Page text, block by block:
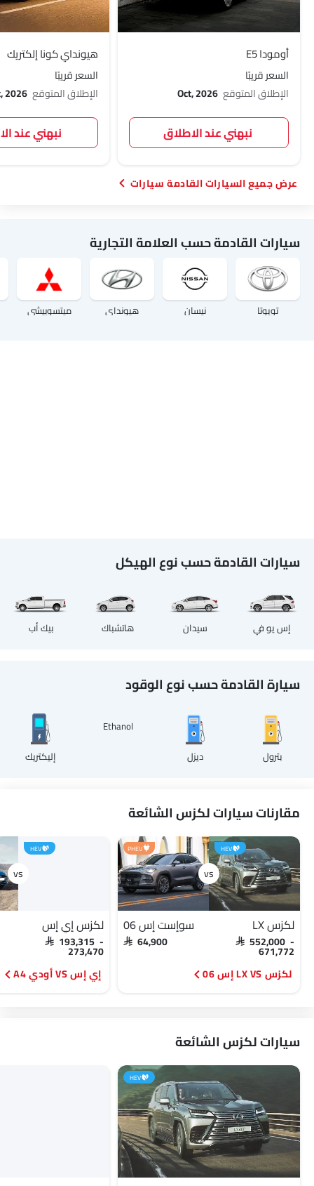
أومودا E5
السعر قريبًا
الإطلاق المتوقع Oct, 2026
نبهني عند الاطلاق
هيونداي كونا إلكتريك
السعر قريبًا
الإطلاق المتوقع 2026
نبهني عند
السيارات القادمة سيارات
سيارات القادمة حسب العلامة التجارية
تويوتا نيسان هيونداي ميتسوبيشي
سيارات القادمة حسب نوع الهيكل
إس يو في سيدان هاتشباك بيك أب
سيارة القادمة حسب نوع الوقود
بترول ديزل
Ethanol
إليكتريك
مقارنات سيارات لكزس الشائعة
HEV
لكزس LX
SAR 552,000 -
671,772
PHEV
سوإست إس 06
SAR 64,900
لكزس LX VS إس 06
HEV
لكزس إي إس
SAR 193,315 -
273,470
إي إس VS أودي A4
سيارات لكزس الشائعة
HEV